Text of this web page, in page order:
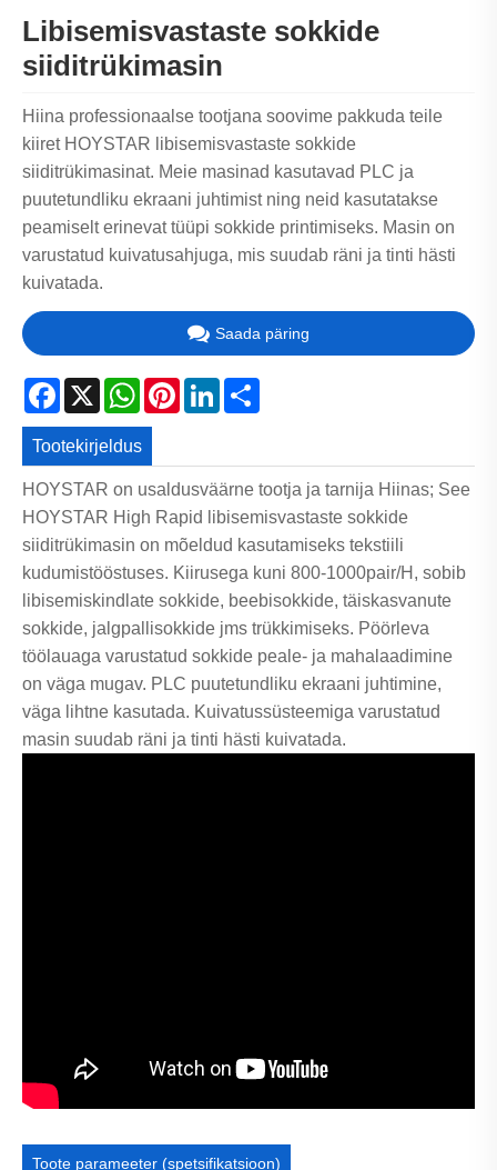
Libisemisvastaste sokkide
siiditrükimasin
Hiina professionaalse tootjana soovime pakkuda teile
kiiret HOYSTAR libisemisvastaste sokkide
siiditrükimasinat. Meie masinad kasutavad PLC ja
puutetundliku ekraani juhtimist ning neid kasutatakse
peamiselt erinevat tüüpi sokkide printimiseks. Masin on
varustatud kuivatusahjuga, mis suudab räni ja tinti hästi
kuivatada.
Saada päring
Facebook
X WhatsApp
PinterestLinkedIn
Tootekirjeldus
HOYSTAR on usaldusväärne tootja ja tarnija Hiinas; See
HOYSTAR High Rapid libisemisvastaste sokkide
siiditrükimasin on mõeldud kasutamiseks tekstiili
kudumistööstuses. Kiirusega kuni 800-1000pair/H, sobib
libisemiskindlate sokkide, beebisokkide, täiskasvanute
sokkide, jalgpallisokkide jms trükkimiseks. Pöörleva
töölauaga varustatud sokkide peale- ja mahalaadimine
on väga mugav. PLC puutetundliku ekraani juhtimine,
väga lihtne kasutada. Kuivatussüsteemiga varustatud
masin suudab räni ja tinti hästi kuivatada.
Toote parameeter (spetsifikatsioon)